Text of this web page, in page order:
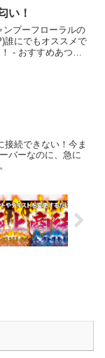
い！
ンプーフローラルの
誰にでもオススメで
- おすすめあつ
接続できない！今ま
バーなのに、急に